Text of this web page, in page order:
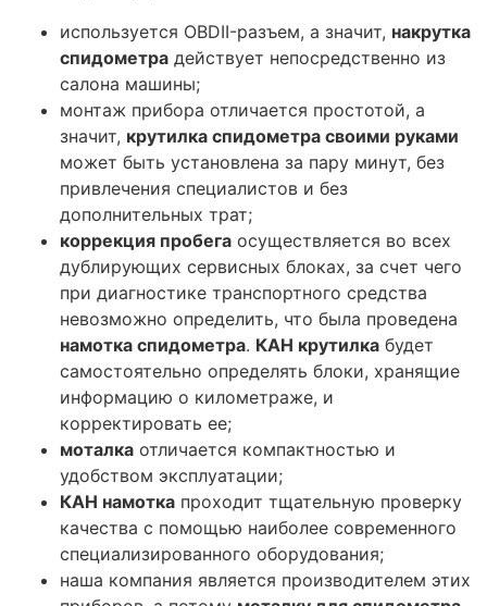
используется OBDII-разъем, а значит, накрутка
спидометра действует непосредственно из
салона машины;
монтаж прибора отличается простотой, а
значит, крутилка спидометра своими руками
может быть установлена за пару минут, без
привлечения специалистов и без
дополнительных трат;
коррекция пробега осуществляется во всех
дублирующих сервисных блоках, за счет чего
при диагностике транспортного средства
невозможно определить, что была проведена
намотка спидометра. КАН крутилка будет
самостоятельно определять блоки, хранящие
информацию о километраже, и
корректировать ее;
моталка отличается компактностью и
удобством эксплуатации;
КАН намотка проходит тщательную проверку
качества с помощью наиболее современного
специализированного оборудования;
наша компания является производителем этих